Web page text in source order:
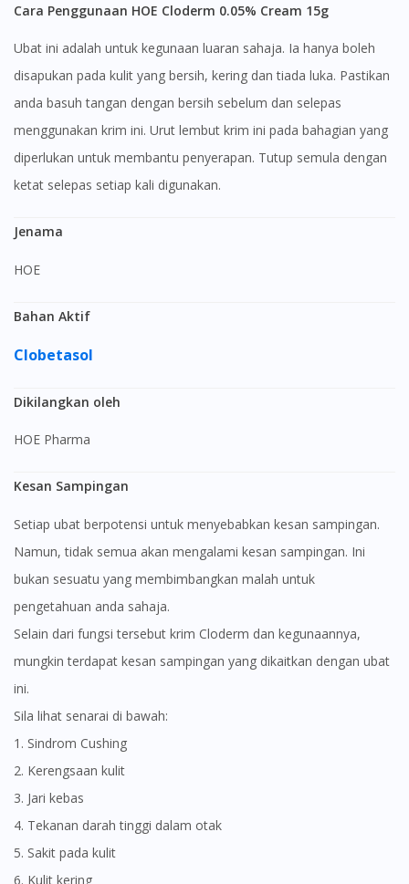
Cara Penggunaan HOE Cloderm 0.05% Cream 15g
Ubat ini adalah untuk kegunaan luaran sahaja. Ia hanya boleh
disapukan pada kulit yang bersih, kering dan tiada luka. Pastikan
anda basuh tangan dengan bersih sebelum dan selepas
menggunakan krim ini. Urut lembut krim ini pada bahagian yang
diperlukan untuk membantu penyerapan. Tutup semula dengan
ketat selepas setiap kali digunakan.
Jenama
HOE
Bahan Aktif
Clobetasol
Dikilangkan oleh
HOE Pharma
Kesan Sampingan
Setiap ubat berpotensi untuk menyebabkan kesan sampingan.
Namun, tidak semua akan mengalami kesan sampingan. Ini
bukan sesuatu yang membimbangkan malah untuk
pengetahuan anda sahaja.
Selain dari fungsi tersebut krim Cloderm dan kegunaannya,
mungkin terdapat kesan sampingan yang dikaitkan dengan ubat
ini.
Sila lihat senarai di bawah:
1. Sindrom Cushing
2. Kerengsaan kulit
3. Jari kebas
4. Tekanan darah tinggi dalam otak
5. Sakit pada kulit
6. Kulit kering